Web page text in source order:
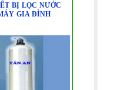
BỊ LỌC NƯỚC
GIA ĐÌNH